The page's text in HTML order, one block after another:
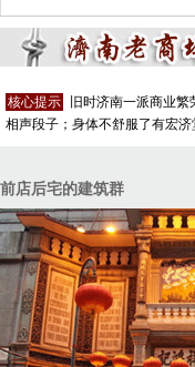
核心提示
旧时济南一派商业繁
相声段子；身体不舒服了有宏
前店后宅的建筑群